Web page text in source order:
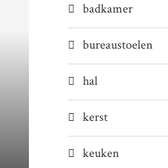
badkamer
bureaustoelen
hal
kerst
keuken